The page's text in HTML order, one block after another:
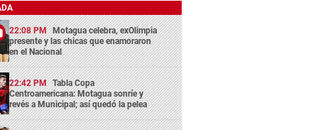
22:08 PM Motagua celebra, exOlimpia
presente y las chicas que enamoraron
en el Nacional
22:42 PM Tabla Copa
Centroamericana: Motagua sonríe y
revés a Municipal; así quedó la pelea